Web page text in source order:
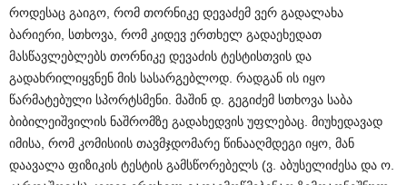
როდესაც გაიგო, რომ თორნიკე დევაძემ ვერ გადალახა
ბარიერი, სთხოვა, რომ კიდევ ერთხელ გადაეხედათ
მასწავლებლებს თორნიკე დევაძის ტესტისთვის და
გადახრილიყვნენ მის სასარგებლოდ. რადგან ის იყო
წარმატებული სპორტსმენი. მაშინ დ. გეგიძემ სთხოვა საბა
ბიბილეიშვილის ნაშრომზე გადახედვის უფლებაც. მიუხედავად
იმისა, რომ კომისიის თავმჯდომარე წინააღმდეგი იყო, მან
დაავალა ფიზიკის ტესტის გამსწორებელს (ვ. აბუსელიძესა და ო.